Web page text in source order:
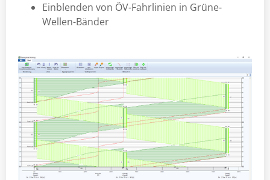
Einblenden von ÖV-Fahrlinien in Grüne-
Wellen-Bänder